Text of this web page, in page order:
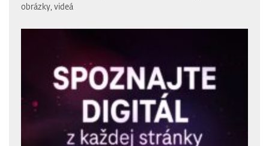
obrázky, videá